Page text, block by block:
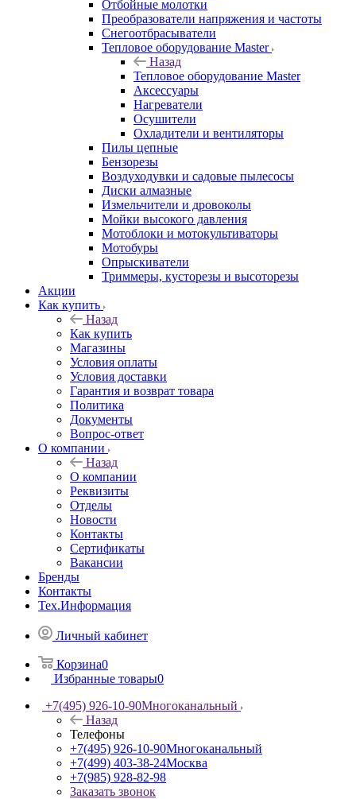
Отбойные молотки
Преобразователи напряжения и частоты
Снегоотбрасыватели
Тепловое оборудование Master
Назад
Тепловое оборудование Master
Аксессуары
Нагреватели
Осушители
Охладители и вентиляторы
Пилы цепные
Бензорезы
Воздуходувки и садовые пылесосы
Диски алмазные
Измельчители и дровоколы
Мойки высокого давления
Мотоблоки и мотокультиваторы
Мотобуры
Опрыскиватели
Триммеры, кусторезы и высоторезы
Акции
Как купить
Назад
Как купить
Магазины
Условия оплаты
Условия доставки
Гарантия и возврат товара
Политика
Документы
Вопрос-ответ
О компании
Назад
О компании
Реквизиты
Отделы
Новости
Контакты
Сертификаты
Вакансии
Бренды
Контакты
Тех.Информация
Личный кабинет
Корзина0
Избранные товары0
+7(495) 926-10-90Многоканальный
Назад
Телефоны
+7(495) 926-10-90Многоканальный
+7(499) 403-38-24Москва
+7(985) 928-82-98
Заказать звонок